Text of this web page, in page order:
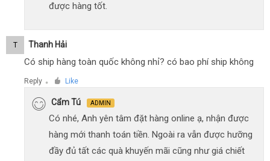
được hàng tốt.
T Thanh Hải
Có ship hàng toàn quốc không nhỉ? có bao phí ship không
Reply ● Like
Cẩm Tú ADMIN
Có nhé, Anh yên tâm đặt hàng online ạ, nhận được
hàng mới thanh toán tiền. Ngoài ra vẫn được hưỡng
đầy đủ tất các quà khuyến mãi cũng như giá chiết